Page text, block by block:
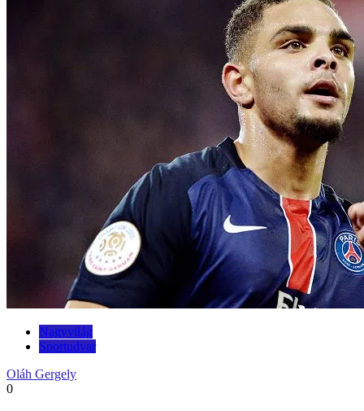
Nagyvilág
Sportudvar
Oláh Gergely
0